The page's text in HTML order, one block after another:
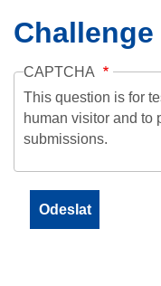
Challenge
CAPTCHA
This question is for
human visitor and to
submissions.